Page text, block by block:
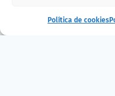
Política de cookies